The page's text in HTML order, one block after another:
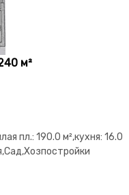
м²
пл.: 190.0 м²,кухня: 16.0